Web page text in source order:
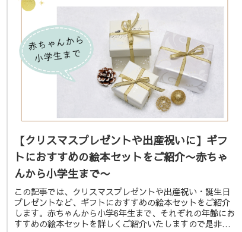
【クリスマスプレゼントや出産祝いに】ギフ
トにおすすめの絵本セットをご紹介〜赤ちゃ
んから小学生まで〜
この記事では、クリスマスプレゼントや出産祝い・誕生日
プレゼントなど、ギフトにおすすめの絵本セットをご紹介
します。赤ちゃんから小学6年生まで、それぞれの年齢にお
すすめの絵本セットを詳しくご紹介いたしますので是非参